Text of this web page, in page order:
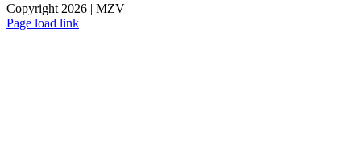
Copyright 2026 | MZV
Page load link